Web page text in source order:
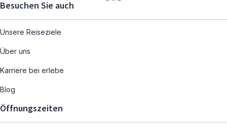
Besuchen Sie auch
Unsere Reiseziele
Über uns
Karriere bei erlebe
Blog
Öffnungszeiten